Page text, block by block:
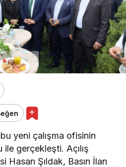
yeni çalışma ofisinin
ile gerçekleşti. Açılış
Hasan Şıldak, Basın İlan